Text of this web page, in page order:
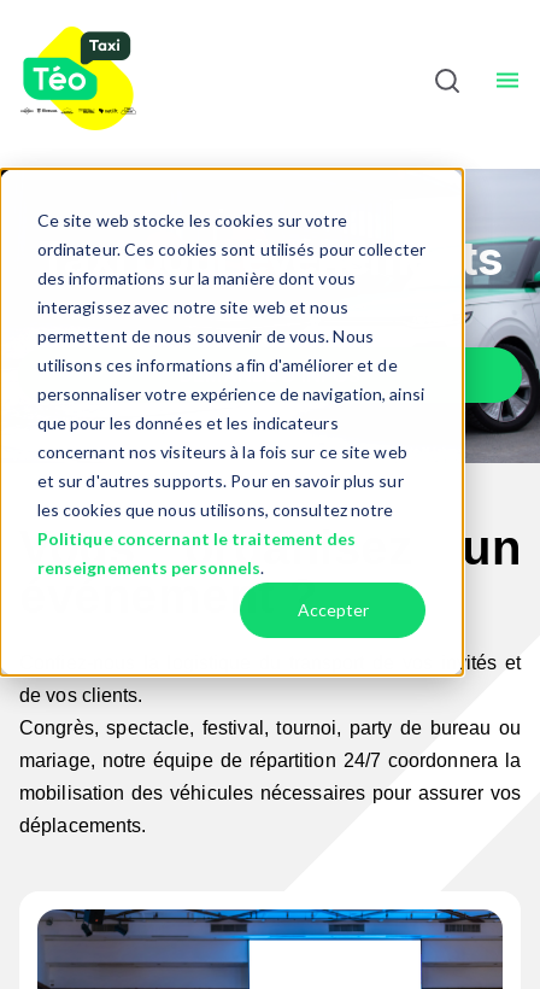
Ce site web stocke les cookies sur votre
ordinateur. Ces cookies sont utilisés pour collecter
des informations sur la manière dont vous
interagissez avec notre site web et nous
permettent de nous souvenir de vous. Nous
utilisons ces informations afin d'améliorer et de
personnaliser votre expérience de navigation, ainsi
que pour les données et les indicateurs
concernant nos visiteurs à la fois sur ce site web
et sur d'autres supports. Pour en savoir plus sur
les cookies que nous utilisons, consultez notre
Politique concernant le traitement des
renseignements personnels.
Accepter
À Propos
Français
Taxi pour événements
DEMANDE D'INFOS
Vous organisez un
événement ?
Confiez-nous la logistique du transport de vos invités et
de vos clients.
Congrès, spectacle, festival, tournoi, party de bureau ou
mariage, notre équipe de répartition 24/7 coordonnera la
mobilisation des véhicules nécessaires pour assurer vos
déplacements.